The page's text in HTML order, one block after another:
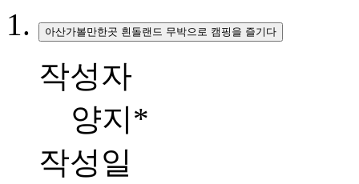
아산가볼만한곳 흰돌랜드 무박으로 캠핑을 즐기다
작성자
양지*
작성일